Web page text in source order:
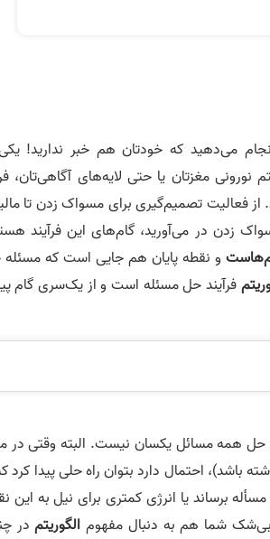
می‌دهید که خودتان هم خبر ندارید!
مغزتان یا حتی لایه‌های آگاهی‌تان،
فعالیت تصمیم‌گیری برای مسواک زدن تا
زدن در می‌آورید، گام‌های این فرآیند
و نقطه پایان هم جایی است که
فرآیند حل مسئله است و از یک‌سری گام
حل همه مسائل یکسان نیست. البته وقتی در
احتمال دارد بتوان راه حلی پیدا کرد
برساند یا انرژی کمتری برای نیل به این
بی‌شک شما هم به دنبال مفهوم الگوریتمدر